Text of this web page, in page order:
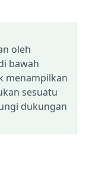
oleh
bawah
menampilkan
sesuatu
dukungan